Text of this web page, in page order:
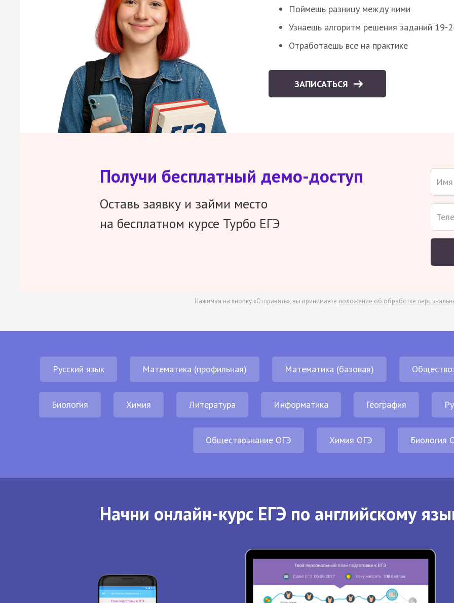
Поймешь разницу между ними
Узнаешь алгоритм решения заданий 19-
Отработаешь все на практике
ЗАПИСАТЬСЯ
Получи бесплатный демо-доступ
Оставь заявку и займи место
на бесплатном курсе Турбо ЕГЭ
Нажимая на кнопку «Отправить», вы принимаете положение об обработке
Русский язык Математика (профильная) Математика (базовая)
Биология Химия Литература Информатика География
Обществознание ОГЭ Химия ОГЭ Биология
Начни онлайн-курс ЕГЭ по английскому